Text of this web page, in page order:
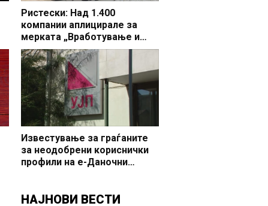
Ристески: Над 1.400
компании аплицирале за
мерката „Вработување и
раст“, во Делчево 44 фирми
бараат поддршка за 65 нови
вработувања
Известување за граѓаните
за неодобрени кориснички
профили на е-Даночни
НАЈНОВИ ВЕСТИ